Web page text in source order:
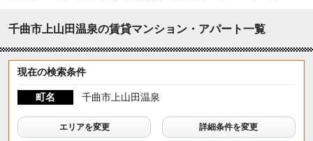
千曲市上山田温泉の賃貸マンション・アパート一覧
現在の検索条件
町名 千曲市上山田温泉
エリアを変更 詳細条件を変更